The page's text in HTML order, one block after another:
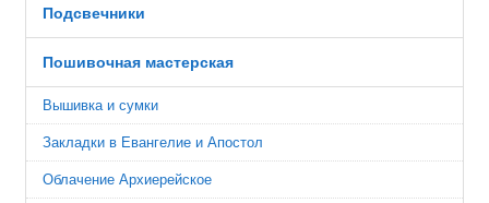
Подсвечники
Пошивочная мастерская
Вышивка и сумки
Закладки в Евангелие и Апостол
Облачение Архиерейское